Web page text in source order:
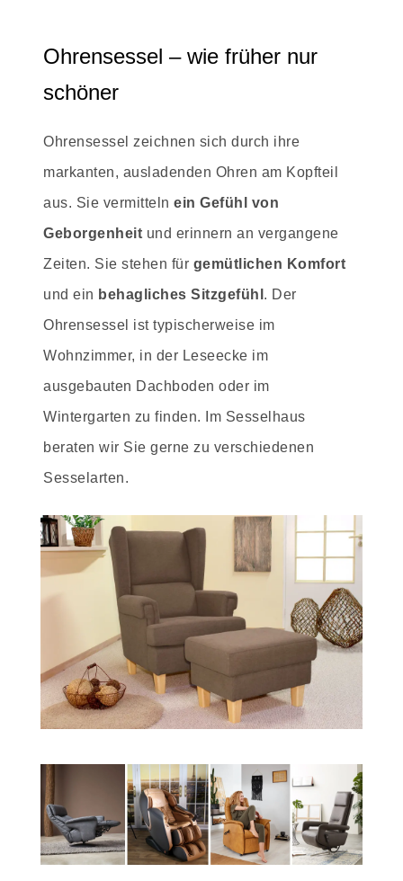
Ohrensessel – wie früher nur
schöner
Ohrensessel zeichnen sich durch ihre
markanten, ausladenden Ohren am Kopfteil
aus. Sie vermittelnein Gefühl von
Geborgenheit und erinnern an vergangene
Zeiten. Sie stehen für gemütlichen Komfort
und ein behagliches Sitzgefühl . Der
Ohrensessel ist typischerweise im
Wohnzimmer, in der Leseecke im
ausgebauten Dachboden oder im
Wintergarten zu finden. Im Sesselhaus
beraten wir Sie gerne zu verschiedenen
Sesselarten.